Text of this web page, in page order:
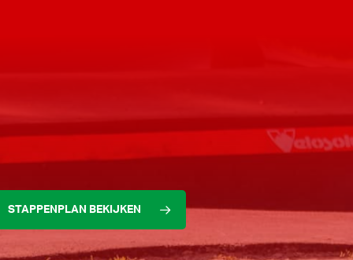
STAPPENPLAN BEKIJKEN